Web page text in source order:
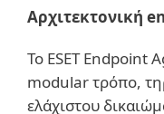
Αρχιτεκτονική
Το ESET Endpoint
modular τρόπο,
ελάχιστου